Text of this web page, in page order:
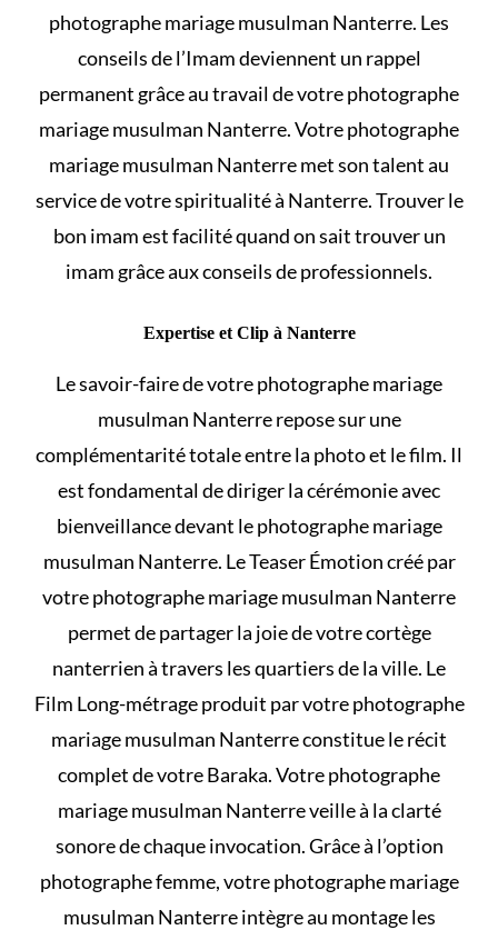
photographe mariage musulman Nanterre. Les
conseils de l’Imam deviennent un rappel
permanent grâce au travail de votre photographe
mariage musulman Nanterre. Votre photographe
mariage musulman Nanterre met son talent au
service de votre spiritualité à Nanterre. Trouver le
bon imam est facilité quand on saittrouver un
imam grâce aux conseils de professionnels.
Expertise et Clip à Nanterre
Le savoir-faire de votre photographe mariage
musulman Nanterre repose sur une
complémentarité totale entre la photo et le film. Il
est fondamental de diriger la cérémonie avec
bienveillance devant le photographe mariage
musulman Nanterre. Le Teaser Émotion créé par
votre photographe mariage musulman Nanterre
permet de partager la joie de votre cortège
nanterrien à travers les quartiers de la ville. Le
Film Long-métrage produit par votre photographe
mariage musulman Nanterre constitue le récit
complet de votre Baraka. Votre photographe
mariage musulman Nanterre veille à la clarté
sonore de chaque invocation. Grâce à l’option
photographe femme, votre photographe mariage
musulman Nanterre intègre au montage les